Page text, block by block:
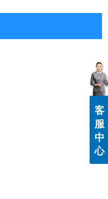
客
服
中
心